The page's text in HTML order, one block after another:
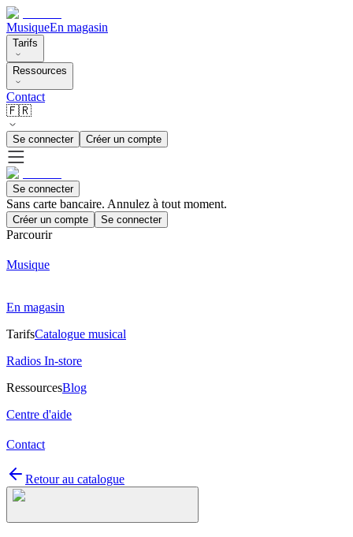
MusiqueEn magasin
Tarifs
Ressources
Contact
🇫🇷
Se connecter Créer un compte
Se connecter
Sans carte bancaire. Annulez à tout moment.
Créer un compte Se connecter
Parcourir
Musique
En magasin
TarifsCatalogue musical
Radios In-store
RessourcesBlog
Centre d'aide
Contact
Retour au catalogue